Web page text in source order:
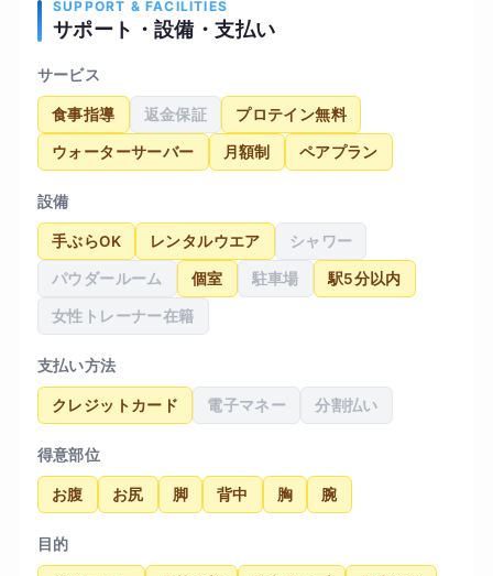
健康診断が楽しみになるほど体調が良く、コスパ
を重視しながら長く運動を続けたい自分にとって
最適な選択肢だったと確信しています。
SUPPORT & FACILITIES
サポート・設備・支払い
サービス
食事指導 返金保証 プロテイン無料
ウォーターサーバー 月額制 ペアプラン
設備
手ぶらOK レンタルウエア シャワー
パウダールーム 個室 駐車場 駅5分以内
女性トレーナー在籍
支払い方法
クレジットカード 電子マネー 分割払い
得意部位
お腹 お尻 脚 背中 胸 腕
目的